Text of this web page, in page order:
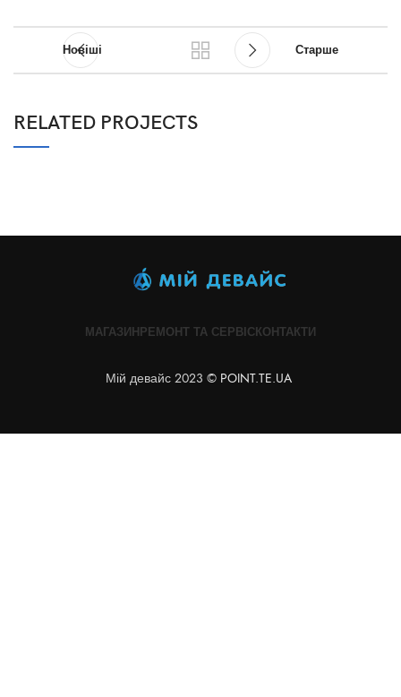
Новіші Старше
RELATED PROJECTS
МАГАЗИНРЕМОНТ ТА СЕРВІСКОНТАКТИ
Мій девайс 2023 © POINT.TE.UA